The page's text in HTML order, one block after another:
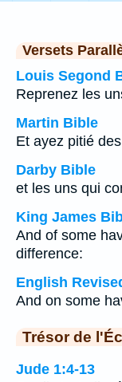
Versets
Louis Segond
Reprenez les
Martin Bible
Et ayez pitié
Darby Bible
et les uns qui
King James
And of some
difference:
English
And on some
Trésor de
Jude 1:4-13